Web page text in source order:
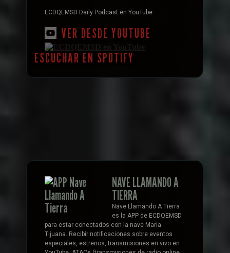
ECDQEMSD Daily Podcast en YouTube
VER DESDE YOUTUBE
ESCUCHAR EN SPOTIFY
NAVE LLAMANDO A
TIERRA
Nave Llamando A Tierra
es la APP de ECDQEMSD
para estar conectados con la nave María
Tijuana. Recibir notificaciones sobre eventos
especiales, estrenos, transmisiones en vivo en